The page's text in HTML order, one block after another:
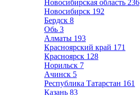
Новосибирская область 236
Новосибирск 192
Бердск 8
Обь 3
Алматы 193
Красноярский край 171
Красноярск 128
Норильск 7
Ачинск 5
Республика Татарстан 161
Казань 83